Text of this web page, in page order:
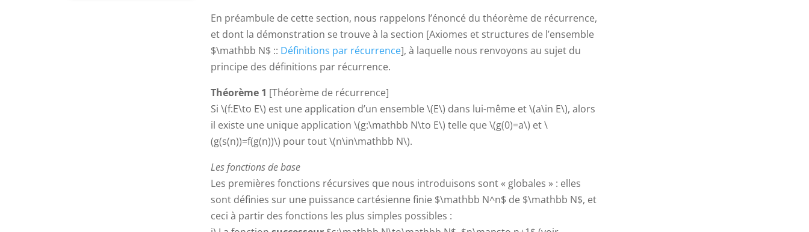
En préambule de cette section, nous rappelons l’énoncé du théorème de récurrence,
et dont la démonstration se trouve à la section [Axiomes et structures de l’ensemble
$\mathbb N$ :: Définitions par récurrence], à laquelle nous renvoyons au sujet du
principe des définitions par récurrence.
Théorème 1 [Théorème de récurrence]
Si \(f:E\to E\) est une application d’un ensemble \(E\) dans lui-même et \(a\in E\), alors
il existe une unique application \(g:\mathbb N\to E\) telle que \(g(0)=a\) et \
(g(s(n))=f(g(n))\) pour tout \(n\in\mathbb N\).
Les fonctions de base
Les premières fonctions récursives que nous introduisons sont « globales » : elles
sont définies sur une puissance cartésienne finie $\mathbb N^n$ de $\mathbb N$, et
ceci à partir des fonctions les plus simples possibles :